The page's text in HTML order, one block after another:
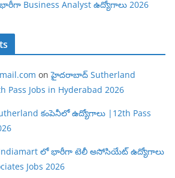
Business Analyst ఉద్యోగాలు 2026
onహైదరాబాద్ Sutherland
Jobs in Hyderabad 2026
కంపెనీలో ఉద్యోగాలు |12th Pass
లో భారీగా టెలీ అసోసియేట్ ఉద్యోగాలు
Jobs 2026